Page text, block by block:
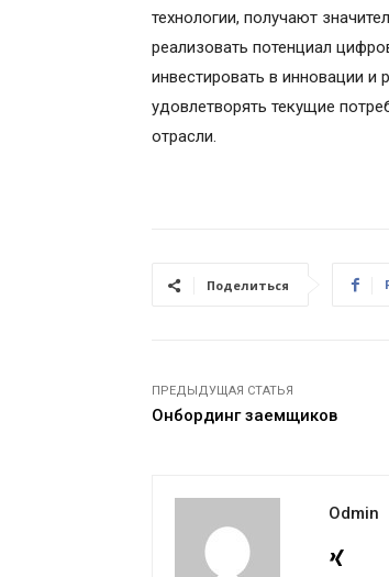
технологии, получают
реализовать потенциал
инвестировать в инновации
удовлетворять текущие
отрасли.
Поделиться
ПРЕДЫДУЩАЯ СТАТЬЯ
Онбординг заемщиков
Odmin